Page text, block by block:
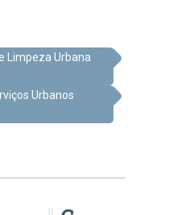
Limpeza Urbana
Urbanos